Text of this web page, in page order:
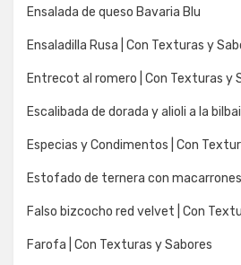
Ensalada de queso Bavaria Blu
Ensaladilla Rusa | Con Texturas y
Entrecot al romero | Con Texturas y
Escalibada de dorada y alioli a la
Especias y Condimentos | Con
Estofado de ternera con macarrones
Falso bizcocho red velvet | Con
Farofa | Con Texturas y Sabores